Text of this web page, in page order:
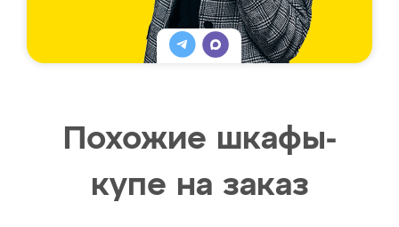
Похожие шкафы-
купе на заказ